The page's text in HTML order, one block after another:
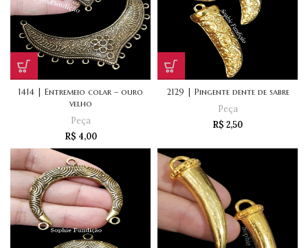
1414 | Entremeio colar – ouro
velho
Peça
R$ 4,00
2129 | Pingente dente de sabre
Peça
R$ 2,50